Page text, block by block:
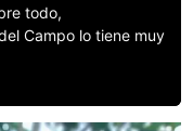
todo,
Campo lo tiene muy